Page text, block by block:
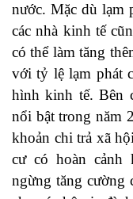
nước. Mặc dù lạm
các nhà kinh tế
có thể làm tăng
với tỷ lệ lạm phát
hình kinh tế. Bên
nổi bật trong năm
khoản chi trả xã
cư có hoàn cảnh
ngừng tăng cường